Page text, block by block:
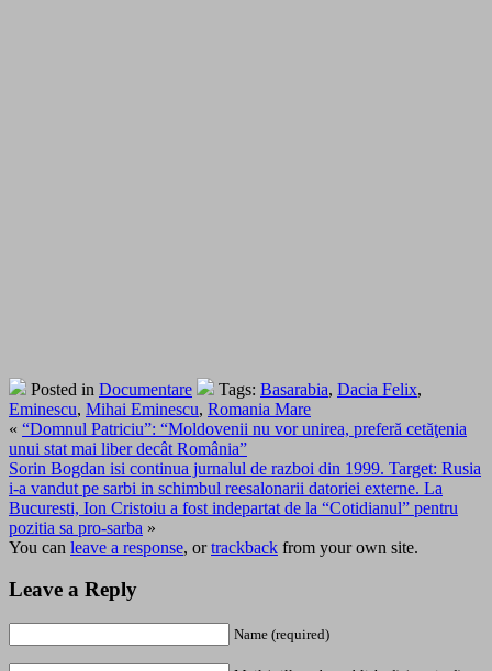
Posted in Documentare Tags: Basarabia, Dacia Felix,
Eminescu, Mihai Eminescu, Romania Mare
« “Domnul Patriciu”: “Moldovenii nu vor unirea, preferă cetăţenia
unui stat mai liber decât România”
Sorin Bogdan isi continua jurnalul de razboi din 1999. Target: Rusia
i-a vandut pe sarbi in schimbul reesalonarii datoriei externe. La
Bucuresti, Ion Cristoiu a fost indepartat de la “Cotidianul” pentru
pozitia sa pro-sarba »
You can leave a response, ortrackback from your own site.
Leave a Reply
Name (required)